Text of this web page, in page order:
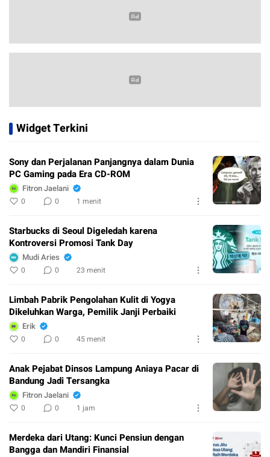
Widget Terkini
Sony dan Perjalanan Panjangnya dalam Dunia
PC Gaming pada Era CD-ROM
Fitron Jaelani
0 0 1 menit
Starbucks di Seoul Digeledah karena
Kontroversi Promosi Tank Day
Mudi Aries
0 0 23 menit
Limbah Pabrik Pengolahan Kulit di Yogya
Dikeluhkan Warga, Pemilik Janji Perbaiki
Erik
0 0 45 menit
Anak Pejabat Dinsos Lampung Aniaya Pacar di
Bandung Jadi Tersangka
Fitron Jaelani
0 0 1 jam
Merdeka dari Utang: Kunci Pensiun dengan
Bangga dan Mandiri Finansial